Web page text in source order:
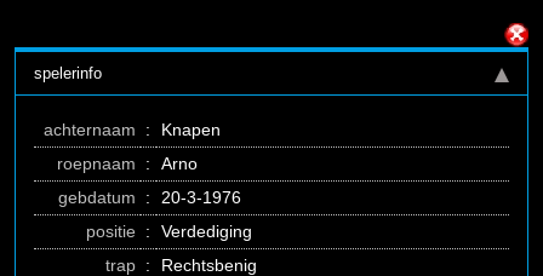
spelerinfo
achternaam :
Knapen
roepnaam
:
Arno
gebdatum
:
20-3-1976
positie :
Verdediging
trap :
Rechtsbenig